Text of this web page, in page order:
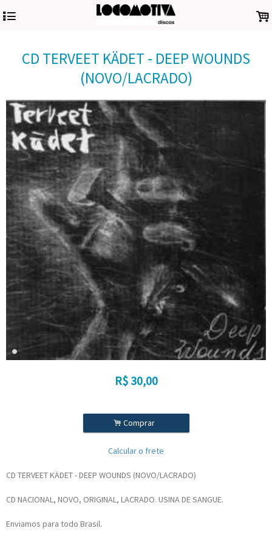
4 .
CD TERVEET KÄDET - DEEP WOUNDS
(NOVO/LACRADO)
R$ 30,00
. Comprar
Calcular o frete
CD TERVEET KÄDET - DEEP WOUNDS (NOVO/LACRADO)
CD NACIONAL, NOVO, ORIGINAL, LACRADO. USINA DE SANGUE.
Enviamos para todo Brasil.